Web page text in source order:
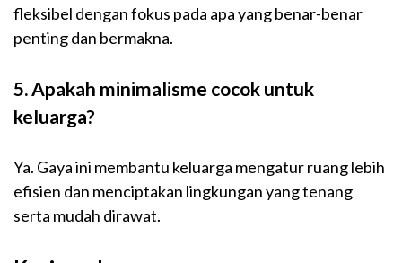
fleksibel dengan fokus pada apa yang benar-benar
penting dan bermakna.
5. Apakah minimalisme cocok untuk
keluarga?
Ya. Gaya ini membantu keluarga mengatur ruang lebih
efisien dan menciptakan lingkungan yang tenang
serta mudah dirawat.